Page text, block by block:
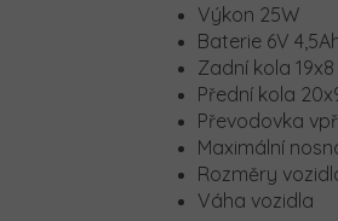
Výkon 25W
Baterie 6V
Zadní kola
Přední kola
Převodovka
Maximální
Rozměry
Váha vozidla